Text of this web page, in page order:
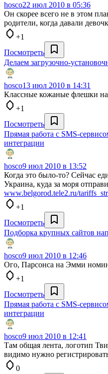
hosco22 июл 2010 в 05:36
Он скорее всего не в этом
родители, когда давали
+1
Посмотреть
Делаем загрузочно-
hosco13 июл 2010 в 14:31
Классные кожаные флешки на
+1
Посмотреть
Прямая работа с SMS-
интеграции
hosco9 июл 2010 в 13:52
Когда это было-то? Сейчас
Украина, куда за моря
www.belgorod.tele2.ru/
+1
Посмотреть
Подборка крупных сайтов
hosco9 июл 2010 в 12:46
Ого, Парсонса на Эмми
+1
Посмотреть
Прямая работа с SMS-
интеграции
hosco9 июл 2010 в 12:41
Там общая лента, логотип
видимо нужно
0